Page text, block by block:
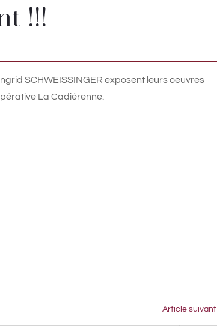
!!!
SCHWEISSINGER exposent leurs oeuvres
La Cadiérenne.
Article suivant